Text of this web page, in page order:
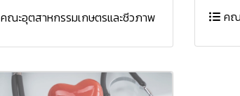
คณะอุตสาหกรรมเกษตรและชีวภาพ คณ